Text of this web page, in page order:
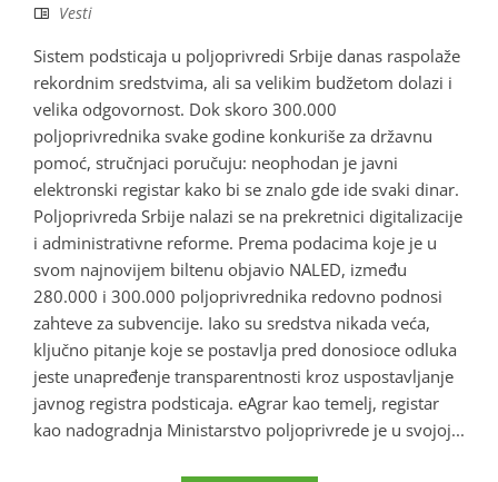
Vesti
Sistem podsticaja u poljoprivredi Srbije danas raspolaže
rekordnim sredstvima, ali sa velikim budžetom dolazi i
velika odgovornost. Dok skoro 300.000
poljoprivrednika svake godine konkuriše za državnu
pomoć, stručnjaci poručuju: neophodan je javni
elektronski registar kako bi se znalo gde ide svaki dinar.
Poljoprivreda Srbije nalazi se na prekretnici digitalizacije
i administrativne reforme. Prema podacima koje je u
svom najnovijem biltenu objavio NALED, između
280.000 i 300.000 poljoprivrednika redovno podnosi
zahteve za subvencije. Iako su sredstva nikada veća,
ključno pitanje koje se postavlja pred donosioce odluka
jeste unapređenje transparentnosti kroz uspostavljanje
javnog registra podsticaja. eAgrar kao temelj, registar
kao nadogradnja Ministarstvo poljoprivrede je u svojoj...